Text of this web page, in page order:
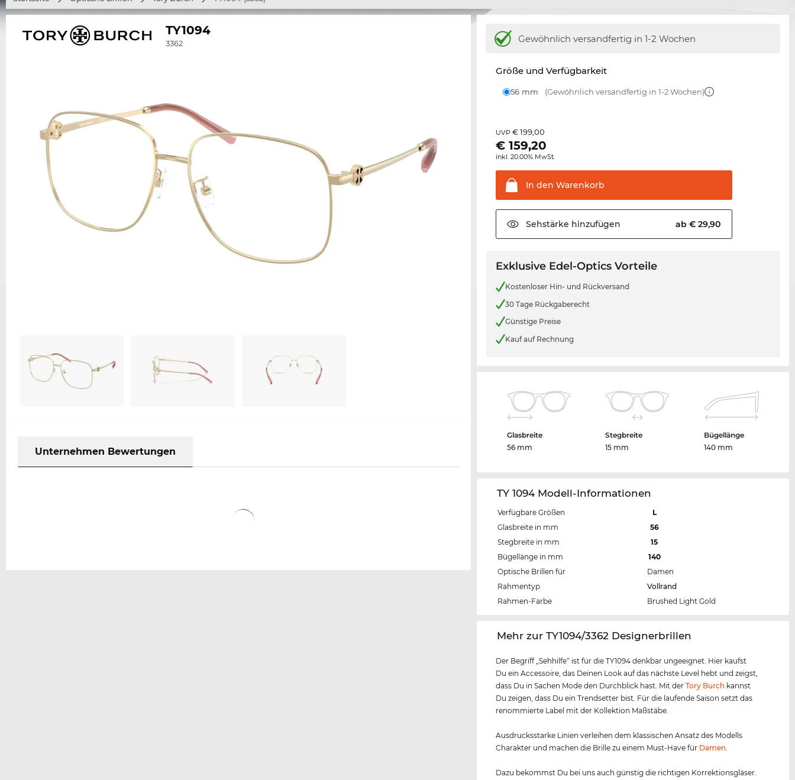
TY1094
3362
Unternehmen Bewertungen
Gewöhnlich versandfertig in 1-2 Wochen
Größe und Verfügbarkeit
56 mm (Gewöhnlich versandfertig in 1-2 Wochen)
UVP€ 199,00
€159,20
inkl. 20.00% MwSt.
In den Warenkorb
Sehstärke hinzufügen ab € 29,90
Exklusive Edel-Optics Vorteile
Kostenloser Hin- und Rückversand
30 Tage Rückgaberecht
Günstige Preise
Kauf auf Rechnung
Glasbreite
56 mm
Stegbreite
15 mm
Bügellänge
140 mm
TY 1094 Modell-Informationen
Verfügbare Größen
L
Glasbreite in mm
56
Stegbreite in mm
15
Bügellänge in mm
140
Optische Brillen für
Damen
Rahmentyp
Vollrand
Rahmen-Farbe
Brushed Light Gold
‌Mehr zur TY1094/3362 Designerbrillen
Der Begriff „Sehhilfe“ ist für die TY1094 denkbar ungeeignet. Hier kaufst
Du ein Accessoire, das Deinen Look auf das nächste Level hebt und zeigst,
dass Du in Sachen Mode den Durchblick hast. Mit derTory Burch kannst
Du zeigen, dass Du ein Trendsetter bist. Für die laufende Saison setzt das
renommierte Label mit der Kollektion Maßstäbe.
Ausdrucksstarke Linien verleihen dem klassischen Ansatz des Modells
Charakter und machen die Brille zu einem Must-Have für Damen.
Dazu bekommst Du bei uns auch günstig die richtigen Korrektionsgläser.